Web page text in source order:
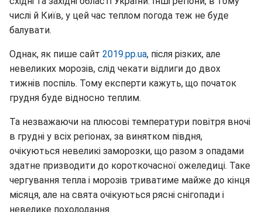
числі й Київ, у цей час теплом погода теж не буде
балувати.
Однак, як пише сайт 2019.pp.ua, після різких, але
невеликих морозів, слід чекати відлиги до двох
тижнів поспіль. Тому експерти кажуть, що початок
грудня буде відносно теплим.
Та незважаючи на плюсові температури повітря вночі
в грудні у всіх регіонах, за винятком півдня,
очікуються невеликі заморозки, що разом з опадами
здатне призводити до короткочасної ожеледиці. Таке
чергування тепла і морозів триватиме майже до кінця
місяця, але на свята очікуються рясні снігопади і
невелике похолодання.